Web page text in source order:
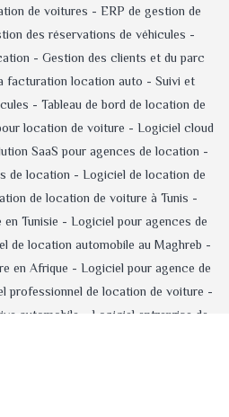
de voitures - ERP de gestion de
des réservations de véhicules -
- Gestion des clients et du parc
facturation location auto - Suivi et
- Tableau de bord de location de
location de voiture - Logiciel cloud
SaaS pour agences de location -
de location - Logiciel de location de
de location de voiture à Tunis -
Tunisie - Logiciel pour agences de
de location automobile au Maghreb -
en Afrique - Logiciel pour agence de
professionnel de location de voiture -
automobile - Logiciel entreprise de